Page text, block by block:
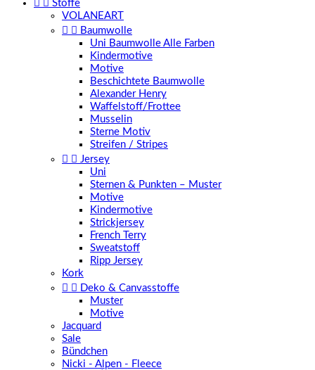
  Stoffe
VOLANEART
  Baumwolle
Uni Baumwolle Alle Farben
Kindermotive
Motive
Beschichtete Baumwolle
Alexander Henry
Waffelstoff/Frottee
Musselin
Sterne Motiv
Streifen / Stripes
  Jersey
Uni
Sternen & Punkten – Muster
Motive
Kindermotive
Strickjersey
French Terry
Sweatstoff
Ripp Jersey
Kork
  Deko & Canvasstoffe
Muster
Motive
Jacquard
Sale
Bündchen
Nicki - Alpen - Fleece